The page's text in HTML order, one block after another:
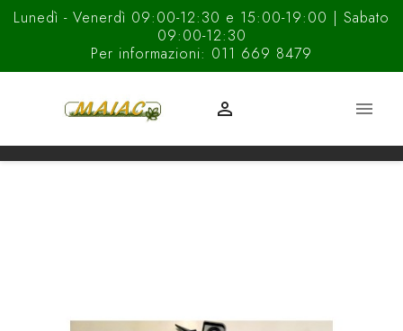
Lunedì - Venerdì 09:00-12:30 e 15:00-19:00 | Sabato
09:00-12:30
Per informazioni: 011 669 8479

